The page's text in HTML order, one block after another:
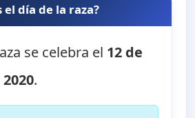
el día de la raza?
se celebra el 12 de
.